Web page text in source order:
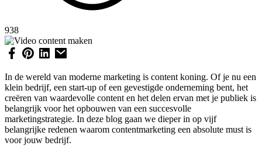
938
In de wereld van moderne marketing is content koning. Of je nu een
klein bedrijf, een start-up of een gevestigde onderneming bent, het
creëren van waardevolle content en het delen ervan met je publiek is
belangrijk voor het opbouwen van een succesvolle
marketingstrategie. In deze blog gaan we dieper in op vijf
belangrijke redenen waarom contentmarketing een absolute must is
voor jouw bedrijf.